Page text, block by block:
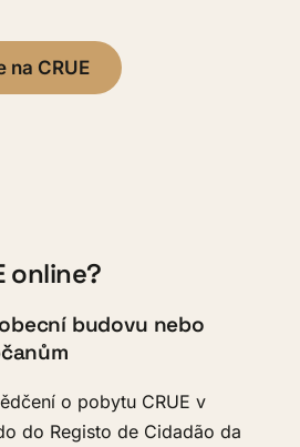
na CRUE
online?
budovu nebo
o pobytu CRUE v
do Registo de Cidadão da